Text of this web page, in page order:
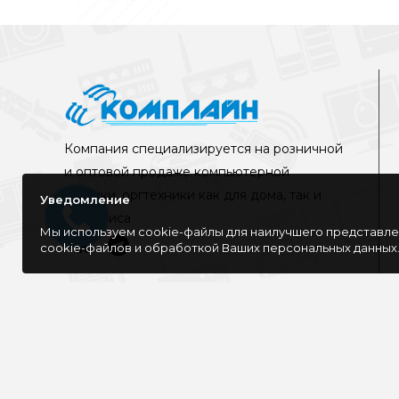
Компания специализируется на розничной
и оптовой продаже компьютерной
техники, оргтехники как для дома, так и
для офиса
Уведомление
Мы используем cookie-файлы для наилучшего
cookie-файлов и обработкой Ваших персональных данных.